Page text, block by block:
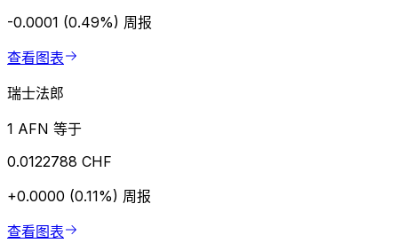
-0.0001 (0.49%) 周报
查看图表
瑞士法郎
1 AFN 等于
0.0122788 CHF
+0.0000 (0.11%) 周报
查看图表